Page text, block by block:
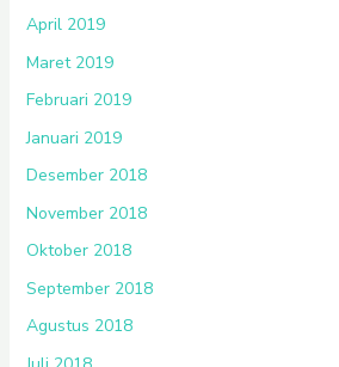
April 2019
Maret 2019
Februari 2019
Januari 2019
Desember 2018
November 2018
Oktober 2018
September 2018
Agustus 2018